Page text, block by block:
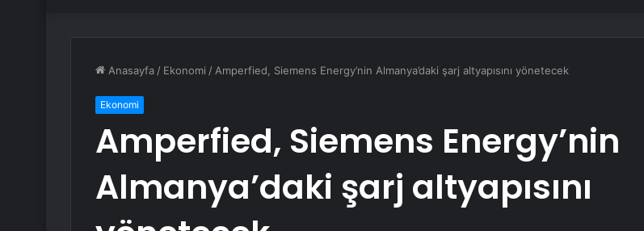
Anasayfa / Ekonomi / Amperfied, Siemens Energy’nin Almanya’daki şarj altyapısını yönetecek
Ekonomi
Amperfied, Siemens Energy’nin
Almanya’daki şarj altyapısını